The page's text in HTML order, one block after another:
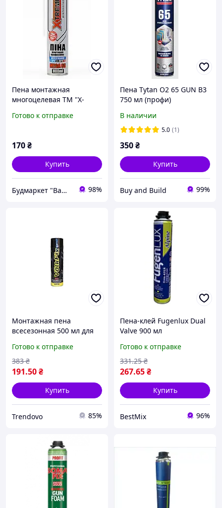
Пена монтажная
многоцелевая ТМ "X-
(800мл)
Готово к отправке
170₴
Купить
Будмаркет "Ваш Дім" 98%
Пена Tytan O2 65 GUN B3
750 мл (профи)
В наличии
5.0 (1)
350₴
Купить
Buy and Build 99%
Монтажная пена
всесезонная 500 мл для
герметизации при
температуре от -10 до 35
Готово к отправке
191.50₴
383 ₴
Купить
Trendovo 85%
Пена-клей Fugenlux Dual
Valve 900 мл
утепления фасадов
Готово к отправке
267.65₴
331.25 ₴
Купить
BestMix 96%